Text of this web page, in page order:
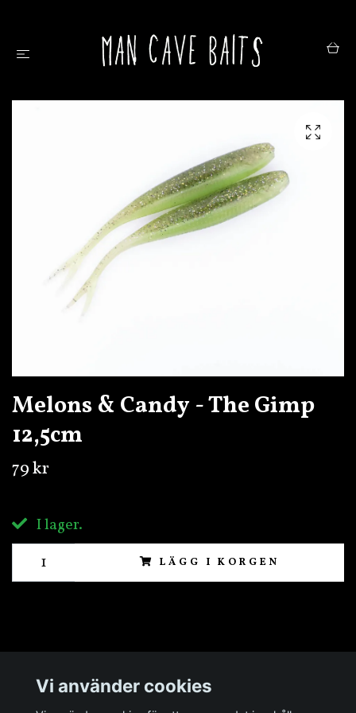
Melons & Candy - The Gimp
12,5cm
79 kr
I lager.
LÄGG I KORGEN
Vi använder cookies